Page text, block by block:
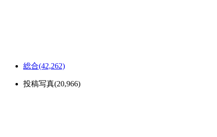
総合(42,262)
投稿写真(20,966)